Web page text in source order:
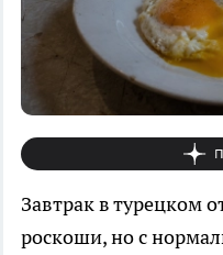
Завтрак в турецком
роскоши, но с